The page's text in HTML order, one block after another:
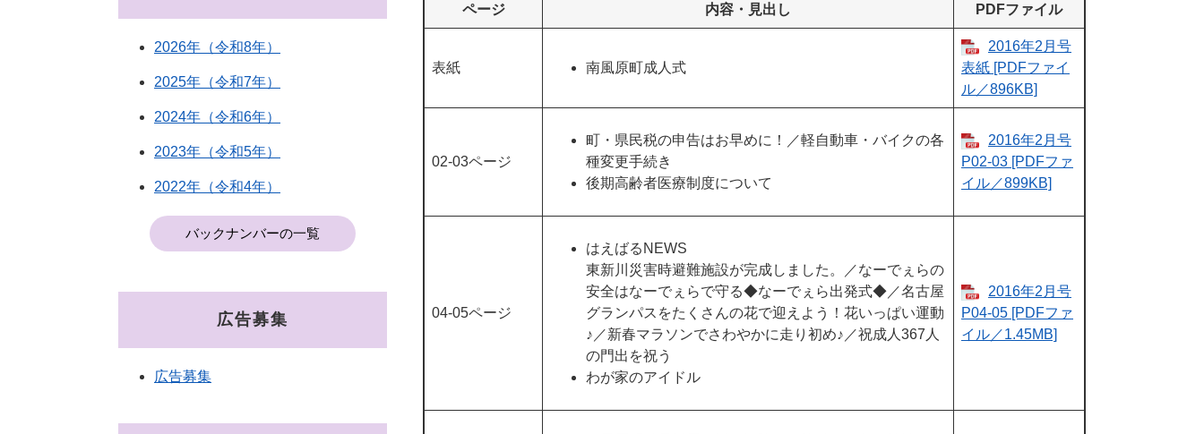
ページ
内容・見出し PDFファイル
表紙 南風原町成人式
2016年2月号
表紙​​ [PDFファイ
ル／896KB]
02-03ページ
町・県民税の申告はお早めに！／軽自動車・バイクの各
種変更手続き
後期高齢者医療制度について
2016年2月号
P02-03​ [PDFファ
イル／899KB]
04-05ページ
はえばるNEWS
東新川災害時避難施設が完成しました。／なーでぇらの
安全はなーでぇらで守る◆なーでぇら出発式◆／名古屋
グランパスをたくさんの花で迎えよう！花いっぱい運動
♪／新春マラソンでさわやかに走り初め♪／祝成人367人
の門出を祝う
わが家のアイドル
2016年2月号​
P04-05 [PDFファ
イル／1.45MB]
2026年（令和8年）
2025年（令和7年）
2024年（令和6年）
2023年（令和5年）
2022年（令和4年）
バックナンバーの一覧
広告募集
広告募集